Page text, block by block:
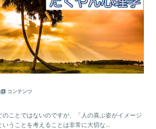
コンテンツ
のことではないのですが、「人の喜ぶ姿がイメージ
うことを考えることは非常に大切な...